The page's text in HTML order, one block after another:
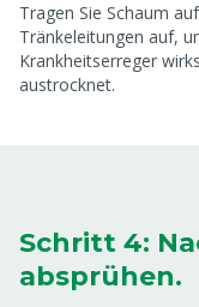
Tragen Sie Schaum
Tränkeleitungen auf,
Krankheitserreger
austrocknet.
Schritt 4:
absprühen.